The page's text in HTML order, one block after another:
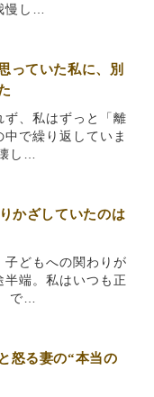
慢し…
っていた私に、別
ず、私はずっと「離
で繰り返していま
し…
かざしていたのは
子どもへの関わりが
半端。私はいつも正
で…
怒る妻の“本当の